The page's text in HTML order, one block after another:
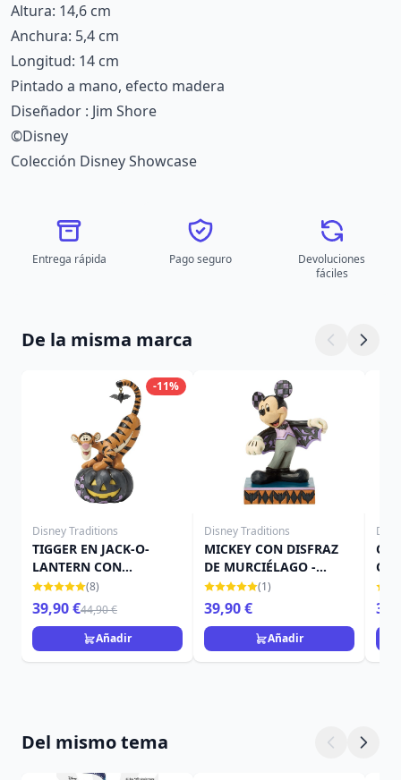
Altura: 14,6 cm
Anchura: 5,4 cm
Longitud: 14 cm
Pintado a mano, efecto madera
Diseñador : Jim Shore
©Disney
Colección Disney Showcase
Entrega rápida Pago seguro
Devoluciones
fáciles
De la misma marca
-11%
Disney Traditions
TIGGER EN JACK-O-
LANTERN CON
MURCIÉLAGO - DISNEY
TRADITIONS
(8)
39,90 €44,90 €
Añadir
Disney Traditions
MICKEY CON DISFRAZ
DE MURCIÉLAGO -
DISNEY TRADITIONS
(1)
39,90 €
Añadir
Del mismo tema